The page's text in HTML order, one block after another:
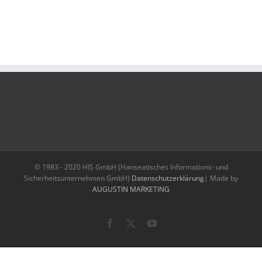
© 1983 - 2020 HIS GmbH (Hanseatisches Informations- und
Sicherheitsunternehmen GmbH) Datenschutzerklärung| Made by
AUGUSTIN MARKETING
Facebook YouTube